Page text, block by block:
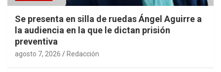
Se presenta en silla de ruedas Ángel Aguirre a
la audiencia en la que le dictan prisión
preventiva
agosto 7, 2026 Redacción